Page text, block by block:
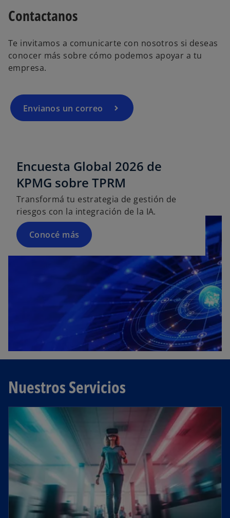
a
r
e
a
a
ñ
a
n
u
e
v
Contactanos
Te invitamos a comunicarte con nosotros si deseas
conocer más sobre cómo podemos apoyar a tu
empresa.
Envianos un correo
Encuesta Global 2026 de
KPMG sobre TPRM
Transformá tu estrategia de gestión de
riesgos con la integración de la IA.
Conocé más
Nuestros Servicios